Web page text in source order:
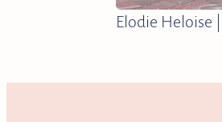
Elodie Heloise